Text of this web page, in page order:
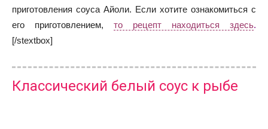
приготовления соуса Айоли. Если хотите ознакомиться с
его приготовлением,
то рецепт находиться здесь.
[/stextbox]
Классический белый соус к рыбе